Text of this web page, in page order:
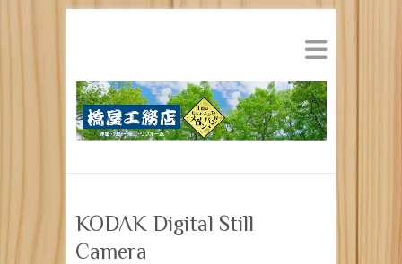
KODAK Digital Still
Camera